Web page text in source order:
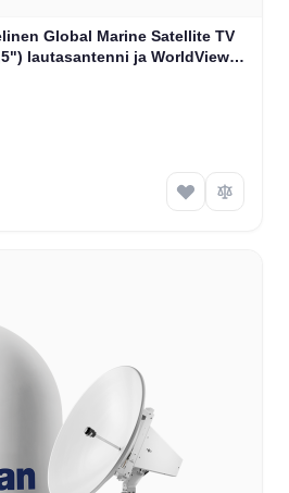
Global Marine Satellite TV
lautasantenni ja WorldView